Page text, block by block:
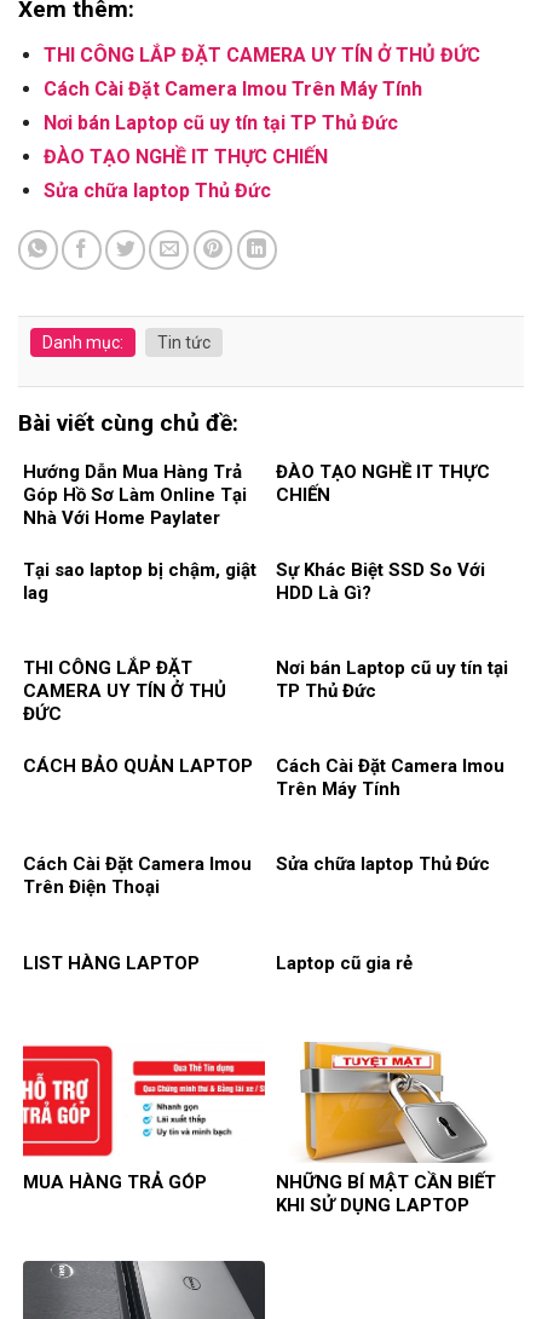
Xem thêm:
THI CÔNG LẮP ĐẶT CAMERA UY TÍN Ở THỦ ĐỨC
Cách Cài Đặt Camera Imou Trên Máy Tính
Nơi bán Laptop cũ uy tín tại TP Thủ Đức
ĐÀO TẠO NGHỀ IT THỰC CHIẾN
Sửa chữa laptop Thủ Đức
Danh mục: Tin tức
Bài viết cùng chủ đề:
Hướng Dẫn Mua Hàng Trả
Góp Hồ Sơ Làm Online Tại
Nhà Với Home Paylater
ĐÀO TẠO NGHỀ IT THỰC
CHIẾN
Tại sao laptop bị chậm, giật
lag
Sự Khác Biệt SSD So Với
HDD Là Gì?
THI CÔNG LẮP ĐẶT
CAMERA UY TÍN Ở THỦ
ĐỨC
Nơi bán Laptop cũ uy tín tại
TP Thủ Đức
CÁCH BẢO QUẢN LAPTOP
Cách Cài Đặt Camera Imou
Trên Máy Tính
Cách Cài Đặt Camera Imou
Trên Điện Thoại
Sửa chữa laptop Thủ Đức
LIST HÀNG LAPTOP Laptop cũ gia rẻ
MUA HÀNG TRẢ GÓP
NHỮNG BÍ MẬT CẦN BIẾT
KHI SỬ DỤNG LAPTOP